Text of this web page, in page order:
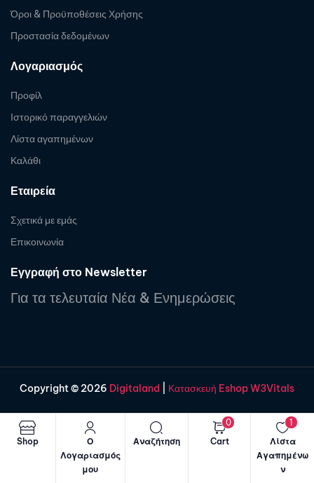
Shop
Ο
Λογαριασμός
μου
Αναζήτηση Cart
0
Λίστα
Αγαπημένω
ν
1
Όροι & Προϋποθέσεις Χρήσης
Προστασία δεδομένων
Λογαριασμός
Προφίλ
Ιστορικό παραγγελιών
Λίστα αγαπημένων
Καλάθι
Εταιρεία
Σχετικά με εμάς
Επικοινωνία
Εγγραφή στο Newsletter
Για τα τελευταία Νέα & Ενημερώσεις
Copyright © 2026 Digitaland Κατασκευή Eshop W3Vitals